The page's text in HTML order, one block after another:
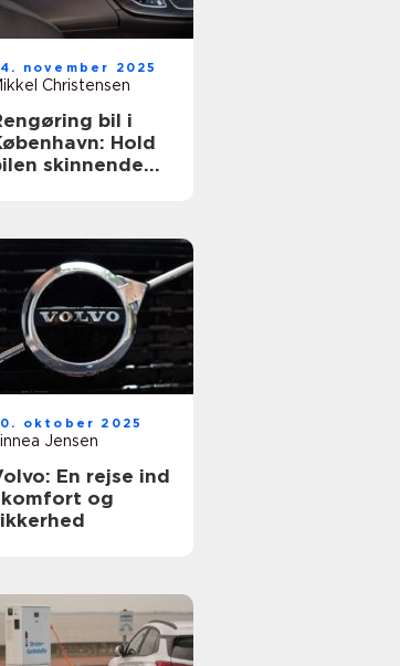
november 2025
Christensen
bil i
Hold
skinnende
oktober 2025
Jensen
En rejse ind
og